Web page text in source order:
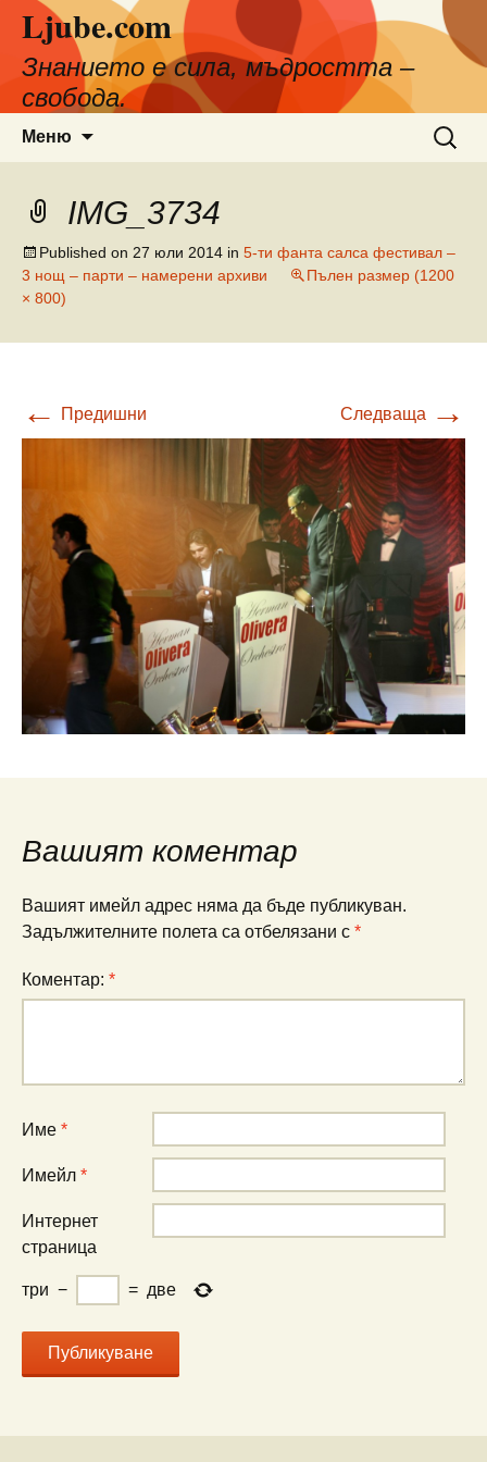
съдържанието
Ljube.com
Знанието е сила, мъдростта –
свобода.
Меню
за:
IMG_3734
Published on 27 юли 2014 in 5-ти фанта салса фестивал –
3 нощ – парти – намерени архиви
Пълен размер (1200
× 800)
← Предишни Следваща →
Вашият коментар
Вашият имейл адрес няма да бъде публикуван.
Задължителните полета са отбелязани с *
Коментар: *
Име *
Имейл *
Интернет
страница
три − = две